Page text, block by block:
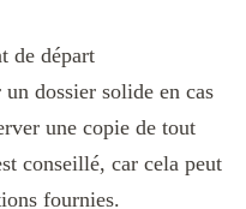
de départ
dossier solide en cas
une copie de tout
conseillé, car cela peut
fournies.